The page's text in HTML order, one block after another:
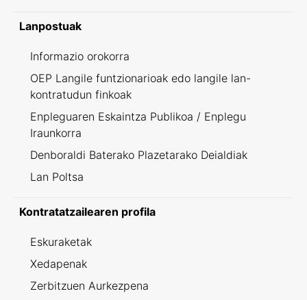
Lanpostuak
Informazio orokorra
OEP Langile funtzionarioak edo langile lan-
kontratudun finkoak
Enpleguaren Eskaintza Publikoa / Enplegu
Iraunkorra
Denboraldi Baterako Plazetarako Deialdiak
Lan Poltsa
Kontratatzailearen profila
Eskuraketak
Xedapenak
Zerbitzuen Aurkezpena